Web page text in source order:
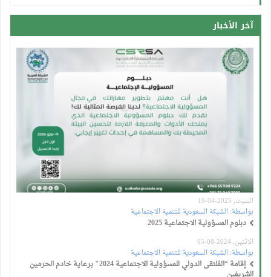
آخر الأخبار
السبت, 2025-04-19
بواسطة:الشبكة السعودية للتنمية الاجتماعية
دبلوم المسؤولية الاجتماعية 2025
الاثنين, 2024-08-05
بواسطة:الشبكة السعودية للتنمية الاجتماعية
إقامة “المُلتقى الدولي للمسؤولية الاجتماعية 2024" برعاية خادم الحرمين
الشريفين